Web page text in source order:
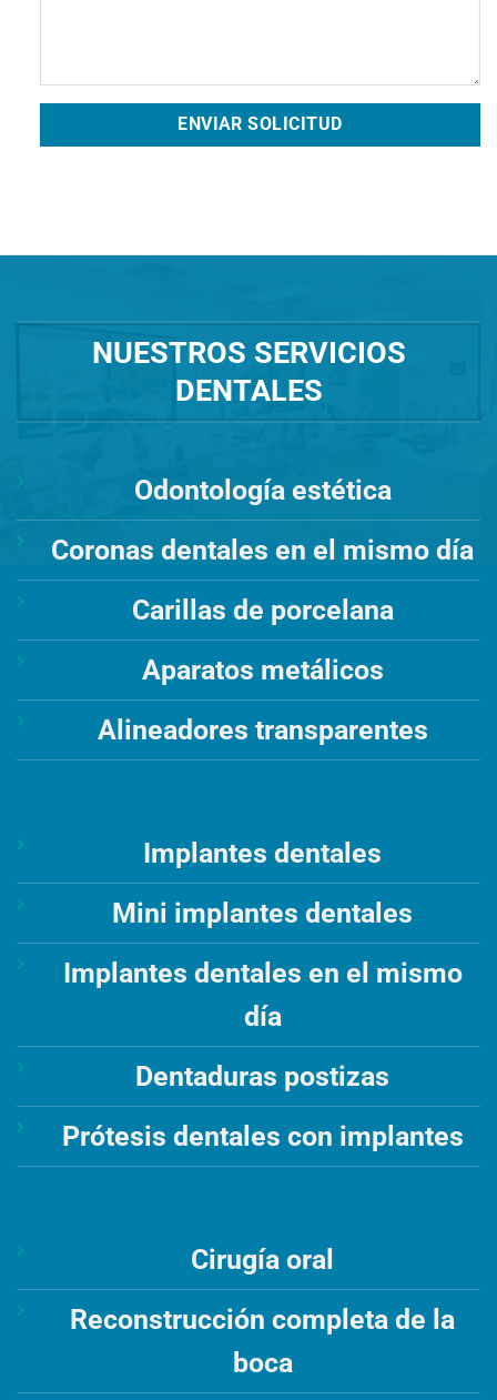
NUESTROS SERVICIOS
DENTALES
Odontología estética
Coronas dentales en el mismo día
Carillas de porcelana
Aparatos metálicos
Alineadores transparentes
Implantes dentales
Mini implantes dentales
Implantes dentales en el mismo
día
Dentaduras postizas
Prótesis dentales con implantes
Cirugía oral
Reconstrucción completa de la
boca